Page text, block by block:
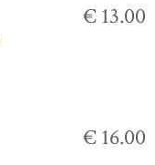
€ 13.00
€ 16.00